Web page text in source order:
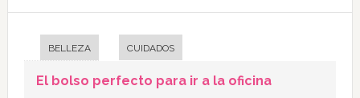
BELLEZA CUIDADOS
El bolso perfecto para ir a la oficina